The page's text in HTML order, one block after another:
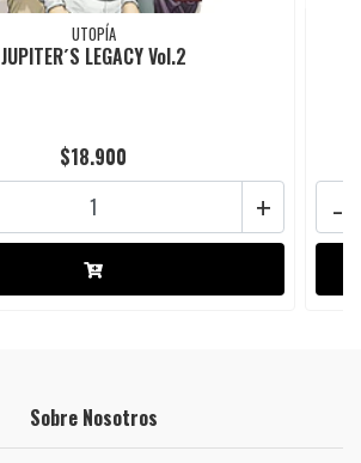
UTOPÍA
JUPITER´S LEGACY Vol.2
$18.900
+ -
Sobre Nosotros